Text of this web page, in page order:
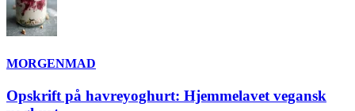
MORGENMAD
Opskrift på havreyoghurt: Hjemmelavet vegansk